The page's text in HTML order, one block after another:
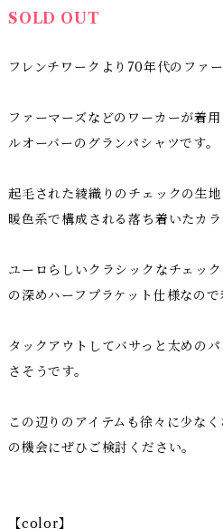
SOLD OUT
フレンチワークより70年代のファ
ファーマーズなどのワーカーが着
ルオーバーのグランパシャツです。
起毛された綾織りのチェックの生
暖色系で構成される落ち着いたカラ
ユーロらしいクラシックなチェッ
の深めハーフプラケット仕様なので
タックアウトしてバサっと太めの
さそうです。
この辺りのアイテムも徐々に少な
の機会にぜひご検討ください。
【color】